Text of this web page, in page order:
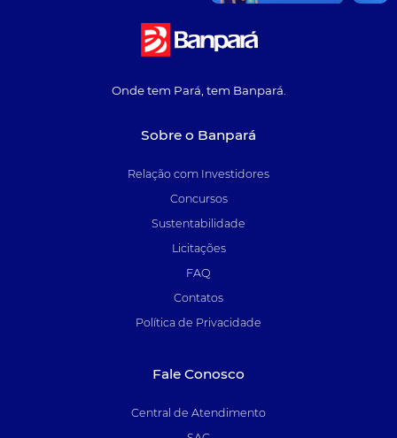
Onde tem Pará, tem Banpará.
Sobre o Banpará
Relação com Investidores
Concursos
Sustentabilidade
Licitações
FAQ
Contatos
Política de Privacidade
Fale Conosco
Central de Atendimento